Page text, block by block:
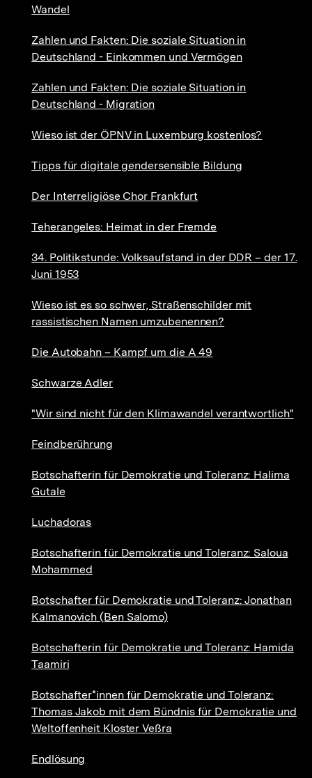
Wandel
Zahlen und Fakten: Die soziale Situation in
Deutschland - Einkommen und Vermögen
Zahlen und Fakten: Die soziale Situation in
Deutschland - Migration
Wieso ist der ÖPNV in Luxemburg kostenlos?
Tipps für digitale gendersensible Bildung
Der Interreligiöse Chor Frankfurt
Teherangeles: Heimat in der Fremde
34. Politikstunde: Volksaufstand in der DDR – der 17.
Juni 1953
Wieso ist es so schwer, Straßenschilder mit
rassistischen Namen umzubenennen?
Die Autobahn – Kampf um die A 49
Schwarze Adler
"Wir sind nicht für den Klimawandel verantwortlich"
Feindberührung
Botschafterin für Demokratie und Toleranz: Halima
Gutale
Luchadoras
Botschafterin für Demokratie und Toleranz: Saloua
Mohammed
Botschafter für Demokratie und Toleranz: Jonathan
Kalmanovich (Ben Salomo)
Botschafterin für Demokratie und Toleranz: Hamida
Taamiri
Botschafter*innen für Demokratie und Toleranz:
Thomas Jakob mit dem Bündnis für Demokratie und
Weltoffenheit Kloster Veßra
Endlösung